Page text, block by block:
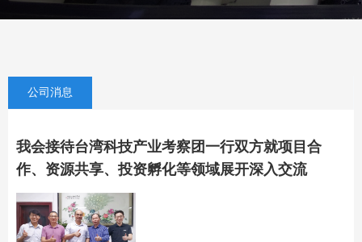
公司消息
我会接待台湾科技产业考察团一行双方就项目合
作、资源共享、投资孵化等领域展开深入交流